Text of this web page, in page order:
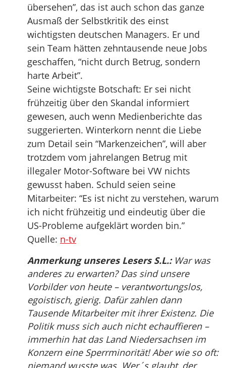
übersehen”, das ist auch schon das ganze
Ausmaß der Selbstkritik des einst
wichtigsten deutschen Managers. Er und
sein Team hätten zehntausende neue Jobs
geschaffen, “nicht durch Betrug, sondern
harte Arbeit”.
Seine wichtigste Botschaft: Er sei nicht
frühzeitig über den Skandal informiert
gewesen, auch wenn Medienberichte das
suggerierten. Winterkorn nennt die Liebe
zum Detail sein “Markenzeichen”, will aber
trotzdem vom jahrelangen Betrug mit
illegaler Motor-Software bei VW nichts
gewusst haben. Schuld seien seine
Mitarbeiter: “Es ist nicht zu verstehen, warum
ich nicht frühzeitig und eindeutig über die
US-Probleme aufgeklärt worden bin.”
Quelle: n-tv
Anmerkung unseres Lesers S.L.:War was
anderes zu erwarten? Das sind unsere
Vorbilder von heute – verantwortungslos,
egoistisch, gierig. Dafür zahlen dann
Tausende Mitarbeiter mit ihrer Existenz. Die
Politik muss sich auch nicht echauffieren –
immerhin hat das Land Niedersachsen im
Konzern eine Sperrminorität! Aber wie so oft:
niemand wusste was. Wer´s glaubt, der